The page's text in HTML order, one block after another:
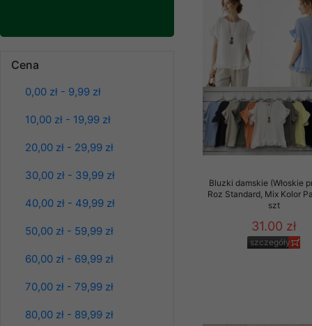
Cena
0,00 zł - 9,99 zł
10,00 zł - 19,99 zł
20,00 zł - 29,99 zł
30,00 zł - 39,99 zł
40,00 zł - 49,99 zł
50,00 zł - 59,99 zł
60,00 zł - 69,99 zł
70,00 zł - 79,99 zł
80,00 zł - 89,99 zł
szczegóły
Bluzy damskie Roz
Bluzki damskie (Włoskie
Roz Standard, Mix Kolor
szt
31.00 zł
szczegóły
Dane osobowe
Klientów
ochronie danych
serwerach
pracownicy Sklepu.
Każdy Klient, który
ich weryfikacji,
Sklep nie
chyba że dzieje się to
prawa organów
Nasz Sklep
przez nasz serwer i
jego indywidualnych
opcję przyjmowania
może wpłynąć na